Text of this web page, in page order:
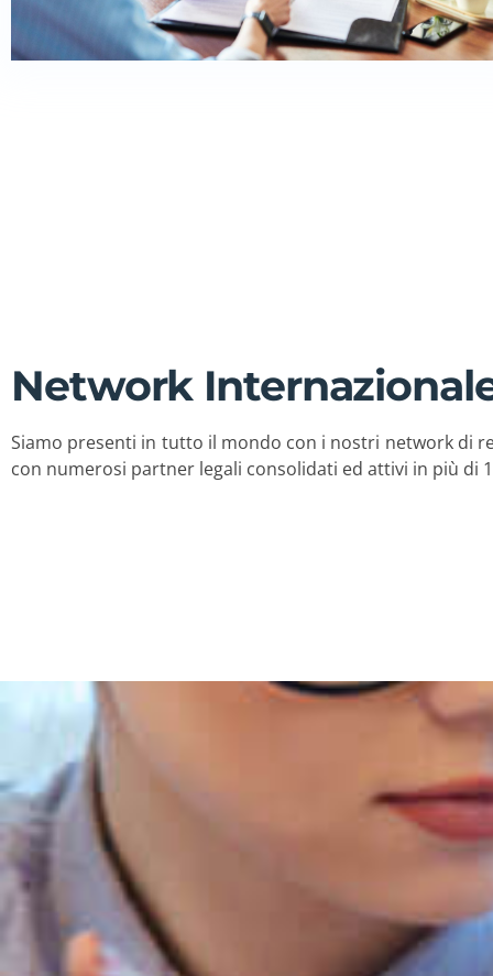
forza di polizia
Network
Siamo presenti in tutto il mondo con i nostri network di
con numerosi partner legali consolidati ed attivi in più di